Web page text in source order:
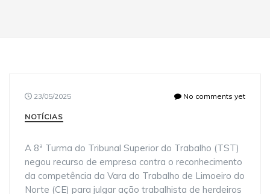
No comments yet
23/05/2025
NOTÍCIAS
A 8ª Turma do Tribunal Superior do Trabalho (TST)
negou recurso de empresa contra o reconhecimento
da competência da Vara do Trabalho de Limoeiro do
Norte (CE) para julgar ação trabalhista de herdeiros